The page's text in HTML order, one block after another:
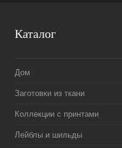
Каталог
Дом
Заготовки из ткани
Коллекции с принтами
Лейблы и шильды